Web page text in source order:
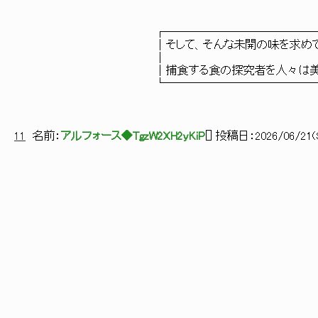
│そして、そんな未開の味を求めてまだ見
│捕食する食の探究者を人々は美
11 名前： アルフォース◆TgzW2XH2yKiP ] 投稿日： 2026/06/